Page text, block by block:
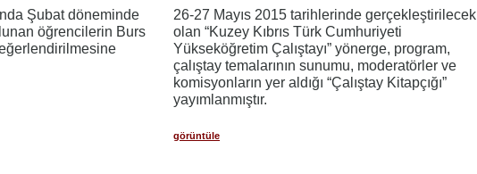
Şubat döneminde
öğrencilerin Burs
26-27 Mayıs 2015 tarihlerinde gerçekleştirilecek
olan “Kuzey Kıbrıs Türk Cumhuriyeti
Yükseköğretim Çalıştayı” yönerge, program,
çalıştay temalarının sunumu, moderatörler ve
komisyonların yer aldığı “Çalıştay Kitapçığı”
yayımlanmıştır.
görüntüle